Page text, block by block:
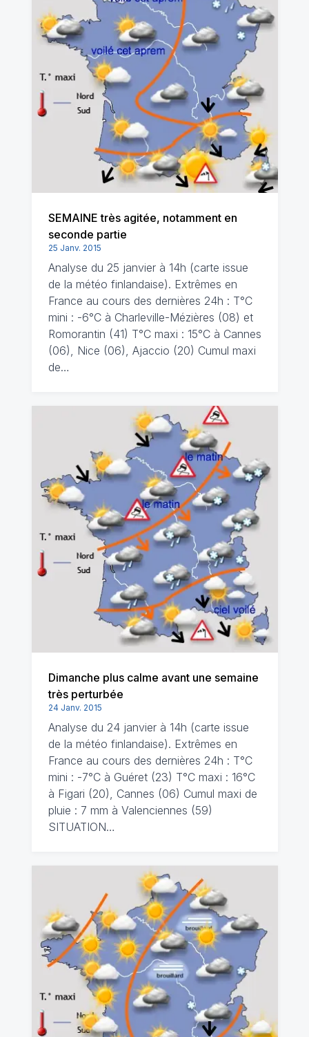
SEMAINE très agitée, notamment en
seconde partie
25 Janv. 2015
Analyse du 25 janvier à 14h (carte issue
de la météo finlandaise). Extrêmes en
France au cours des dernières 24h : T°C
mini : -6°C à Charleville-Mézières (08) et
Romorantin (41) T°C maxi : 15°C à Cannes
(06), Nice (06), Ajaccio (20) Cumul maxi
de…
Dimanche plus calme avant une semaine
très perturbée
24 Janv. 2015
Analyse du 24 janvier à 14h (carte issue
de la météo finlandaise). Extrêmes en
France au cours des dernières 24h : T°C
mini : -7°C à Guéret (23) T°C maxi : 16°C
à Figari (20), Cannes (06) Cumul maxi de
pluie : 7 mm à Valenciennes (59)
SITUATION…